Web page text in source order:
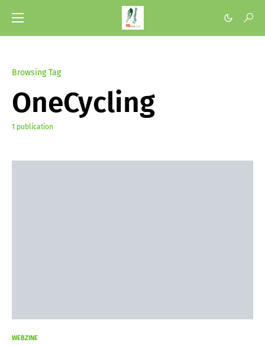
Browsing Tag
OneCycling
1 publication
WEBZINE